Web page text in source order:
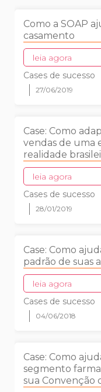
Como a SOAP
casamento
leia agora
Cases de sucesso
27/06/2019
Case: Como
vendas de uma
realidade
leia agora
Cases de sucesso
28/01/2019
Case: Como
padrão de suas
leia agora
Cases de sucesso
04/06/2018
Case: Como
segmento
sua Convenção